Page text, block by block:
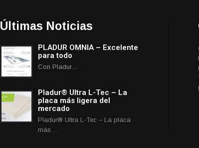
Últimas Noticias
PLADUR OMNIA – Excelente
para todo
Con Pladur…
Pladur® Ultra L-Tec – La
placa más ligera del
mercado
Pladur® Ultra L-Tec – La placa
más…